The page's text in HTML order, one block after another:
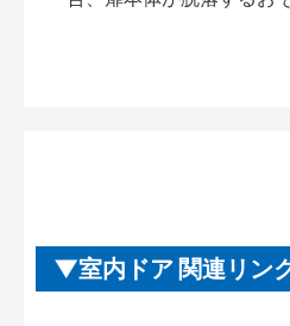
室内ドア 関連リン